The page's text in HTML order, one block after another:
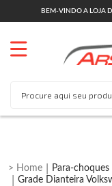
BEM-VINDO A LOJA
Para-choques
Grade Dianteira